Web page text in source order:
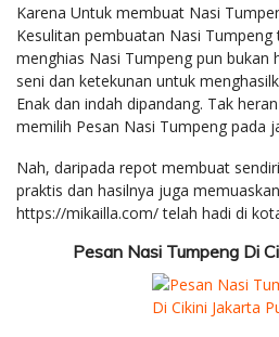
Karena Untuk membuat Nasi
Kesulitan pembuatan Nasi
menghias Nasi Tumpeng pun bukan
seni dan ketekunan untuk
Enak dan indah dipandang. Tak
memilih Pesan Nasi Tumpeng pada
Nah, daripada repot membuat
praktis dan hasilnya juga
https://mikailla.com/ telah hadi di
Pesan Nasi Tumpeng Di